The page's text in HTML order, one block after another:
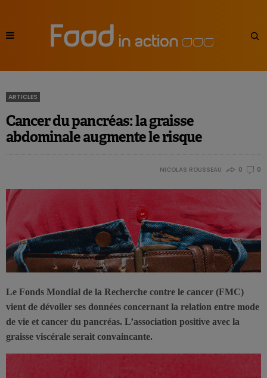
ARTICLES
Cancer du pancréas: la graisse
abdominale augmente le risque
NICOLAS ROUSSEAU 0 0
Le Fonds Mondial de la Recherche contre le cancer (FMC)
vient de dévoiler ses données concernant la relation entre mode
de vie et cancer du pancréas. L’association positive avec la
graisse viscérale serait convaincante.